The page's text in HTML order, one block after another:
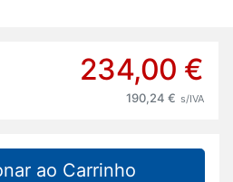
234,00 €
190,24 € s/IVA
ao Carrinho